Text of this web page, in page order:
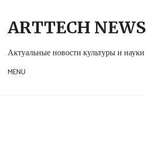
content
ARTTECH NEWS
Актуальные новости культуры и науки
MENU